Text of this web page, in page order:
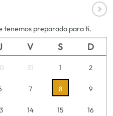
tenemos preparado para ti.
V S D
31 1 2
7 8 9
14 15 16